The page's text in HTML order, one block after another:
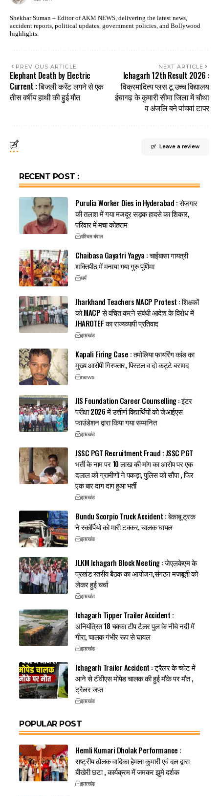
Shekhar Suman – Editor of AKM NEWS, delivering the latest news,
accident reports, political updates, government policies, and Bollywood
highlights.
PREVIOUS ARTICLE
Elephant Death by Electric
Current : बिजली करेंट लगने से एक
तीस वर्षीय हाथी की हुई मौत
NEXT ARTICLE
Ichagarh 12th Result 2026 :
विक्रमादित्य प्लस टू उच्च विद्यालय
ईचागढ़ के कुमारी सीमा जिला में चौथा
व अंजलि बने पांचवां टापर
Leave a review
RECENT POST :
Purulia Worker Dies in Hyderabad : रोजगार
की तलाश में गया मजदूर सड़क हादसे का शिकार,
परिवार में मचा कोहराम
पश्चिम बंगाल
Chaibasa Gayatri Yagya : चाईबासा गायत्री
शक्तिपीठ में मनाया गया गुरु पूर्णिमा
धर्म
Jharkhand Teachers MACP Protest : शिक्षकों
को MACP से वंचित करने संबंधी आदेश के विरोध में
JHAROTEF का राज्यव्यापी प्रतिवाद
झारखंड
Kapali Firing Case : तमोलिया फायरिंग कांड का
मुख्य आरोपी गिरफ्तार, पिस्टल व दो कट्टे बरामद
news
JIS Foundation Career Counselling : इंटर
परीक्षा 2026 में उत्तीर्ण विद्यार्थियों को जेआईएस
फाउंडेशन द्वारा किया गया सम्मानित
झारखंड
JSSC PGT Recruitment Fraud : JSSC PGT
भर्ती के नाम पर 10 लाख की मांग का आरोप पर एक
दलाल को ग्रामीणों ने पकड़ा, पुलिस को सौंपा , फिर
एक बार दाग दाग हुआ भर्ती
झारखंड
Bundu Scorpio Truck Accident : बेकाबू ट्रक
ने स्कॉर्पियो को मारी टक्कर, चालक घायल
झारखंड
JLKM Ichagarh Block Meeting : जेएलकेएम के
प्रखंड स्तरीय बैठक का आयोजन,संगठन मजबूती को
लेकर हुई चर्चा
झारखंड
Ichagarh Tipper Trailer Accident :
अनियंत्रित 18 चक्का टीप टैलर पुल के नीचे नदी में
गीरा, चालक गंभीर रूप से घायल
झारखंड
Ichagarh Trailer Accident : ट्रैलर के चपेट में
आने से टीवीएस मोपेड चालक की हुई मौके पर मौत ,
ट्रैलर जप्त
झारखंड
POPULAR POST
Hemli Kumari Dholak Performance :
राष्ट्रीय ढोलक वादिका हेमला कुमारी एवं दल द्वारा
बीखेरी छटा , कार्यक्रम में जमकर झुमे दर्शक
झारखंड